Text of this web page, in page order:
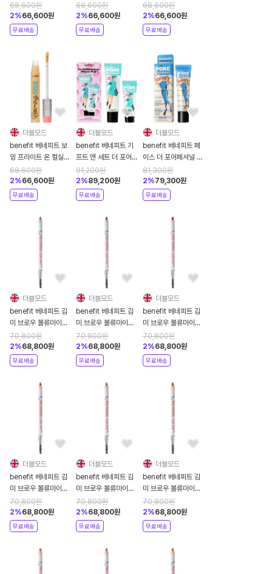
5ml 6 피치
68,600원
2%66,600원
무료배송
5ml 5 진저
68,600원
2%66,600원
무료배송
5ml 4 멜론
68,600원
2%66,600원
무료배송
더블모드
benefit 베네피트 보
잉 프라이트 온 컬실러
5ml 3 캔털루프
68,600원
2%66,600원
무료배송
더블모드
benefit 베네피트 기
프트 앤 세트 더 포어
페셔널 프라이머 플러
스 부스터 세트
91,200원
2%89,200원
무료배송
더블모드
benefit 베네피트 페
이스 더 포어페셔널 하
이드레이트 22ml
81,300원
2%79,300원
무료배송
더블모드
benefit 베네피트 김
미 브로우 볼류마이징
파이버 아이브로우 펜
슬 1.19g 쿨 그레이
70,800원
2%68,800원
무료배송
더블모드
benefit 베네피트 김
미 브로우 볼류마이징
파이버 아이브로우 펜
슬 1.19g 6 쿨 소프트
블랙
70,800원
2%68,800원
무료배송
더블모드
benefit 베네피트 김
미 브로우 볼류마이징
파이버 아이브로우 펜
슬 1.19g 5 웜 블랙 브
라운
70,800원
2%68,800원
무료배송
더블모드
benefit 베네피트 김
미 브로우 볼류마이징
파이버 아이브로우 펜
슬 1.19g 4.5 뉴트럴
딥 브라운
70,800원
2%68,800원
무료배송
더블모드
benefit 베네피트 김
미 브로우 볼류마이징
파이버 아이브로우 펜
슬 1.19g 4 웜 딥 브라
운
70,800원
2%68,800원
무료배송
더블모드
benefit 베네피트 김
미 브로우 볼류마이징
파이버 아이브로우 펜
슬 1.19g 3.75 웜 미
디움
70,800원
2%68,800원
무료배송